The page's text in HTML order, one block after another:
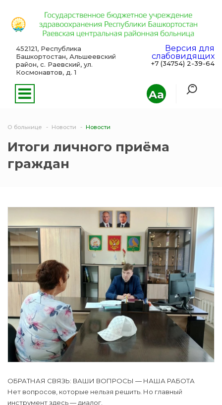
Aa
452121, Республика
Башкортостан, Альшеевский
район, с. Раевский, ул.
Космонавтов, д. 1
Версия для
слабовидящих
+7 (34754) 2-39-64
О больнице Новости Новости
Итоги личного приёма
граждан
ОБРАТНАЯ СВЯЗЬ: ВАШИ ВОПРОСЫ — НАША РАБОТА
Нет вопросов, которые нельзя решить. Но главный
инструмент здесь — диалог.